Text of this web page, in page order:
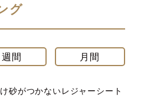
グ
週間 月間
砂がつかないレジャーシート